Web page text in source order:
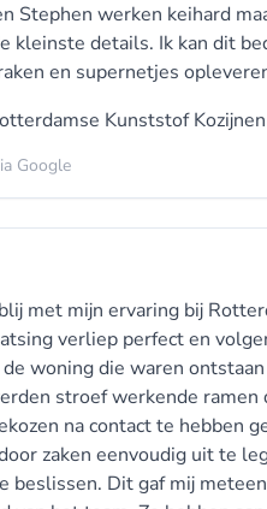
Stephen werken keihard
kleinste details. Ik kan dit
en supernetjes
Kunststof
Google
met mijn ervaring bij
verliep perfect en
woning die waren
stroef werkende
na contact te hebben
zaken eenvoudig uit te
beslissen. Dit gaf mij